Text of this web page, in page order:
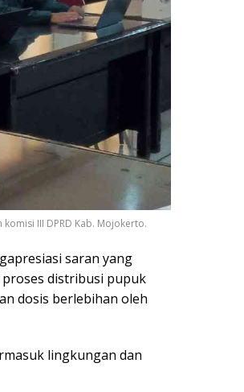
III DPRD Kab. Mojokerto.
saran yang
proses distribusi pupuk
dosis berlebihan oleh
lingkungan dan